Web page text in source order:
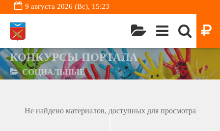
9 августа 2026 (Вс), 15:23
КОНКУРСЫ ПОРТАЛА
СОЦИАЛЬНЫЕ
Не найдено материалов, доступных для просмотра